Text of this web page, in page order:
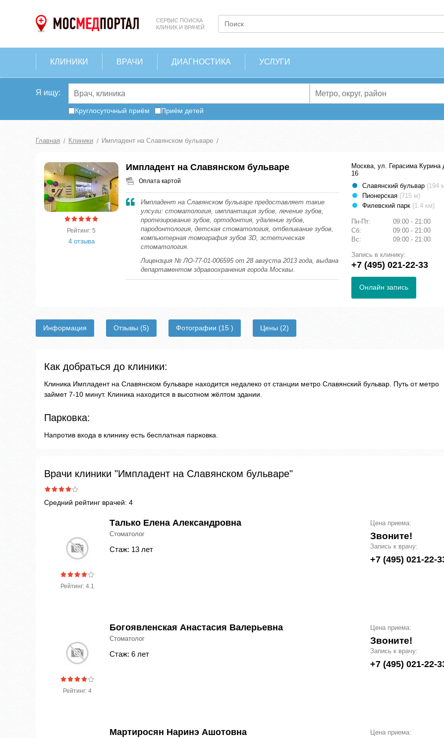
СЕРВИС ПОИСКА
КЛИНИК И ВРАЧЕЙ
КЛИНИКИ ВРАЧИ ДИАГНОСТИКА УСЛУГИ
Я ищу:
Круглосуточный приём Приём детей
Главная Клиники Импладент на Славянском бульваре
Рейтинг: 5
4 отзыва
Импладент на Славянском бульваре
Оплата картой
Импладент на Славянском бульваре предоставляет такие
улсуги: стоматология, имплантация зубов, лечение зубов,
протезирование зубов, ортодонтия, удаление зубов,
пародонтология, детская стоматология, отбеливание зубов,
компьютерная томография зубов 3D, эстетическая
стоматология.
Лицензция № ЛО-77-01-006595 от 28 августа 2013 года, выдана
департаментом здравоохранения города Москвы.
Москва, ул. Герасима Курина
16
Славянский бульвар (194
Пионерская (715 м)
Филевский парк (1.4 км)
Пн-Пт:
09:00 - 21:00
Сб:
09:00 - 21:00
Вс:
09:00 - 21:00
Запись в клинику:
+7 (495) 021-22-33
Онлайн запись
Информация Отзывы (5) Фотографии (15 ) Цены (2)
Как добраться до клиники:
Клиника Импладент на Славянском бульваре находится недалеко от станции метро Славянский бульвар. Путь от метро
займет 7-10 минут. Клиника находится в высотном жёлтом здании.
Парковка:
Напротив входа в клинику есть бесплатная парковка.
Врачи клиники "Импладент на Славянском бульваре"
Средний рейтинг врачей: 4
Рейтинг: 4.1
Талько Елена Александровна
Стоматолог
Стаж: 13 лет
Цена приема:
Звоните!
Запись к врачу:
+7 (495) 021-22-
Рейтинг: 4
Богоявленская Анастасия Валерьевна
Стоматолог
Стаж: 6 лет
Цена приема:
Звоните!
Запись к врачу:
+7 (495) 021-22-
Мартиросян Наринэ Ашотовна Цена приема: